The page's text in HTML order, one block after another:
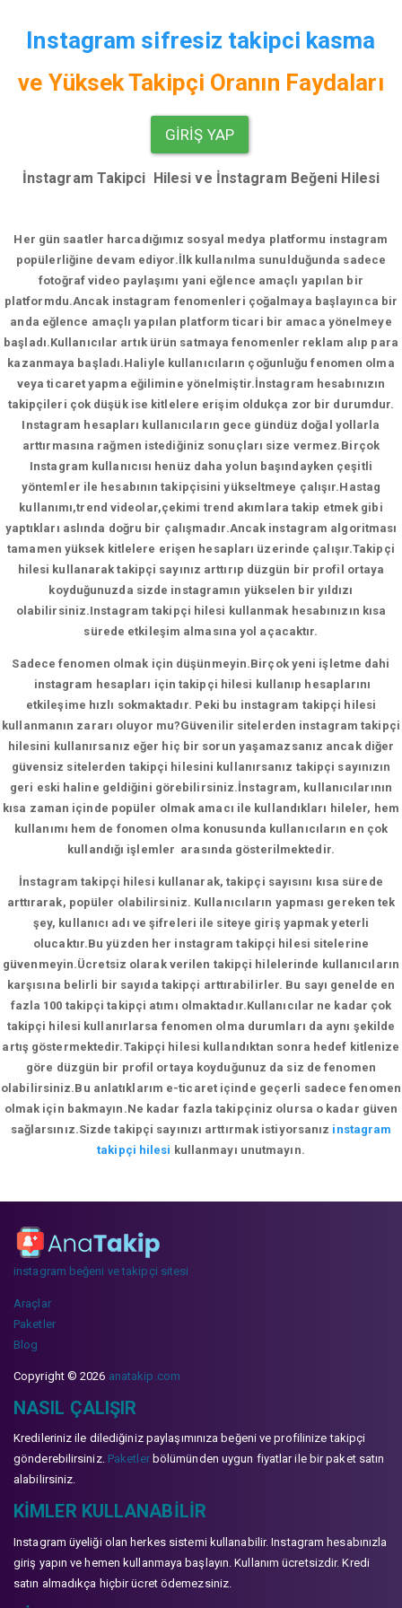
Instagram sifresiz takipci kasma
ve Yüksek Takipçi Oranın Faydaları
GIRIŞ YAP
İnstagram Takipci Hilesi ve İnstagram Beğeni Hilesi
Her gün saatler harcadığımız sosyal medya platformu instagram
popülerliğine devam ediyor.İlk kullanılma sunulduğunda sadece
fotoğraf video paylaşımı yani eğlence amaçlı yapılan bir
platformdu.Ancak instagram fenomenleri çoğalmaya başlayınca bir
anda eğlence amaçlı yapılan platform ticari bir amaca yönelmeye
başladı.Kullanıcılar artık ürün satmaya fenomenler reklam alıp para
kazanmaya başladı.Haliyle kullanıcıların çoğunluğu fenomen olma
veya ticaret yapma eğilimine yönelmiştir.İnstagram hesabınızın
takipçileri çok düşük ise kitlelere erişim oldukça zor bir durumdur.
Instagram hesapları kullanıcıların gece gündüz doğal yollarla
arttırmasına rağmen istediğiniz sonuçları size vermez.Birçok
Instagram kullanıcısı henüz daha yolun başındayken çeşitli
yöntemler ile hesabının takipçisini yükseltmeye çalışır.Hastag
kullanımı,trend videolar,çekimi trend akımlara takip etmek gibi
yaptıkları aslında doğru bir çalışmadır.Ancak instagram algoritması
tamamen yüksek kitlelere erişen hesapları üzerinde çalışır.Takipçi
hilesi kullanarak takipçi sayınız arttırıp düzgün bir profil ortaya
koyduğunuzda sizde instagramın yükselen bir yıldızı
olabilirsiniz.Instagram takipçi hilesi kullanmak hesabınızın kısa
sürede etkileşim almasına yol açacaktır.
Sadece fenomen olmak için düşünmeyin.Birçok yeni işletme dahi
instagram hesapları için takipçi hilesi kullanıp hesaplarını
etkileşime hızlı sokmaktadır. Peki bu instagram takipçi hilesi
kullanmanın zararı oluyor mu?Güvenilir sitelerden instagram takipçi
hilesini kullanırsanız eğer hiç bir sorun yaşamazsanız ancak diğer
güvensiz sitelerden takipçi hilesini kullanırsanız takipçi sayınızın
geri eski haline geldiğini görebilirsiniz.İnstagram, kullanıcılarının
kısa zaman içinde popüler olmak amacı ile kullandıkları hileler, hem
kullanımı hem de fonomen olma konusunda kullanıcıların en çok
kullandığı işlemler arasında gösterilmektedir.
İnstagram takipçi hilesi kullanarak, takipçi sayısını kısa sürede
arttırarak, popüler olabilirsiniz. Kullanıcıların yapması gereken tek
şey, kullanıcı adı ve şifreleri ile siteye giriş yapmak yeterli
olucaktır.Bu yüzden her instagram takipçi hilesi sitelerine
güvenmeyin.Ücretsiz olarak verilen takipçi hilelerinde kullanıcıların
karşısına belirli bir sayıda takipçi arttırabilirler. Bu sayı genelde en
fazla 100 takipçi takipçi atımı olmaktadır.Kullanıcılar ne kadar çok
takipçi hilesi kullanırlarsa fenomen olma durumları da aynı şekilde
artış göstermektedir.Takipçi hilesi kullandıktan sonra hedef kitlenize
göre düzgün bir profil ortaya koyduğunuz da siz de fenomen
olabilirsiniz.Bu anlatıklarım e-ticaret içinde geçerli sadece fenomen
olmak için bakmayın.Ne kadar fazla takipçiniz olursa o kadar güven
sağlarsınız.Sizde takipçi sayınızı arttırmak istiyorsanız instagram
takipçi hilesi kullanmayı unutmayın.
instagram beğeni ve takipçi sitesi
Araçlar
Paketler
Blog
Copyright © 2026 anatakip.com
NASIL ÇALIŞIR
Kredileriniz ile dilediğiniz paylaşımınıza beğeni ve profilinize takipçi
gönderebilirsiniz. Paketlerbölümünden uygun fiyatlar ile bir paket satın
alabilirsiniz.
KIMLER KULLANABILIR
Instagram üyeliği olan herkes sistemi kullanabilir. Instagram hesabınızla
giriş yapın ve hemen kullanmaya başlayın. Kullanım ücretsizdir. Kredi
satın almadıkça hiçbir ücret ödemezsiniz.